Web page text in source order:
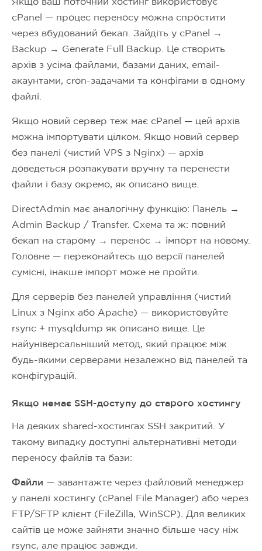
cPanel — процес переносу можна спростити
через вбудований бекап. Зайдіть у cPanel →
Backup → Generate Full Backup. Це створить
архів з усіма файлами, базами даних, email-
акаунтами, cron-задачами та конфігами в одному
файлі.
Якщо новий сервер теж має cPanel — цей архів
можна імпортувати цілком. Якщо новий сервер
без панелі (чистий VPS з Nginx) — архів
доведеться розпакувати вручну та перенести
файли і базу окремо, як описано вище.
DirectAdmin має аналогічну функцію: Панель →
Admin Backup / Transfer. Схема та ж: повний
бекап на старому → перенос → імпорт на новому.
Головне — переконайтесь що версії панелей
сумісні, інакше імпорт може не пройти.
Для серверів без панелей управління (чистий
Linux з Nginx або Apache) — використовуйте
rsync + mysqldump як описано вище. Це
найуніверсальніший метод, який працює між
будь-якими серверами незалежно від панелей та
конфігурацій.
Якщо немає SSH-доступу до старого хостингу
На деяких shared-хостингах SSH закритий. У
такому випадку доступні альтернативні методи
переносу файлів та бази:
Файли — завантажте через файловий менеджер
у панелі хостингу (cPanel File Manager) або через
FTP/SFTP клієнт (FileZilla, WinSCP). Для великих
сайтів це може зайняти значно більше часу ніж
rsync, але працює завжди.